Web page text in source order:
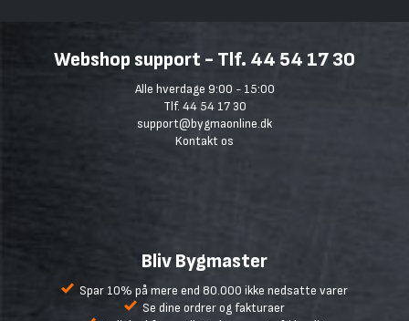
Webshop support - Tlf. 44 54 17 30
Alle hverdage 9:00 - 15:00
Tlf. 44 54 17 30
support@bygmaonline.dk
Kontakt os
Bliv Bygmaster
Spar 10% på mere end 80.000 ikke nedsatte varer
Se dine ordrer og fakturaer